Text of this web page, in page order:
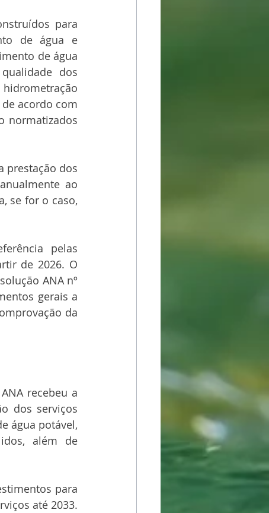
para
de água e
de água
dos
acordo com
normatizados
prestação dos
ao
se for o caso,
pelas
de 2026. O
ANA nº
gerais a
da
recebeu a
dos serviços
água potável,
além de
para
até 2033.